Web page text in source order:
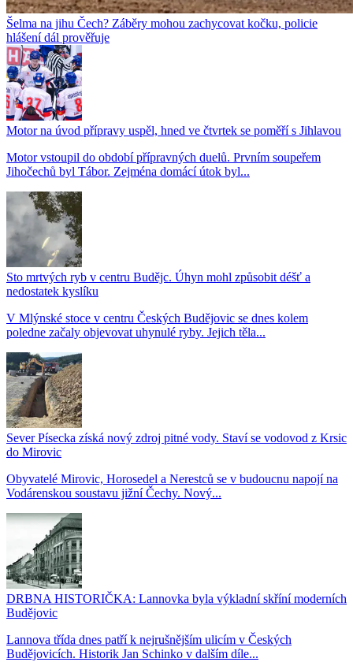
Šelma na jihu Čech? Záběry mohou zachycovat kočku, policie
hlášení dál prověřuje
Motor na úvod přípravy uspěl, hned ve čtvrtek se poměří s Jihlavou
Motor vstoupil do období přípravných duelů. Prvním soupeřem
Jihočechů byl Tábor. Zejména domácí útok byl...
Sto mrtvých ryb v centru Budějc. Úhyn mohl způsobit déšť a
nedostatek kyslíku
V Mlýnské stoce v centru Českých Budějovic se dnes kolem
poledne začaly objevovat uhynulé ryby. Jejich těla...
Sever Písecka získá nový zdroj pitné vody. Staví se vodovod z Krsic
do Mirovic
Obyvatelé Mirovic, Horosedel a Nerestců se v budoucnu napojí na
Vodárenskou soustavu jižní Čechy. Nový...
DRBNA HISTORIČKA: Lannovka byla výkladní skříní moderních
Budějovic
Lannova třída dnes patří k nejrušnějším ulicím v Českých
Budějovicích. Historik Jan Schinko v dalším díle...